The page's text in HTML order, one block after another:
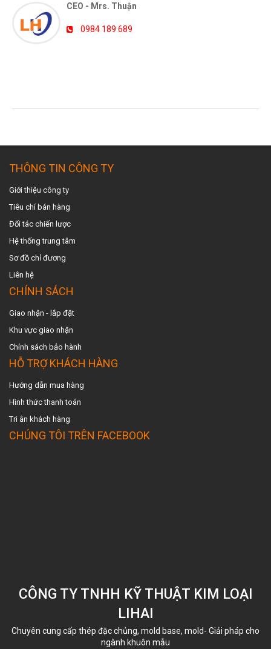
CEO - Mrs. Thuận
0984 189 689
THÔNG TIN CÔNG TY
Giới thiệu công ty
Tiêu chí bán hàng
Đối tác chiến lược
Hệ thống trung tâm
Sơ đồ chỉ đương
Liên hệ
CHÍNH SÁCH
Giao nhận - lắp đặt
Khu vực giao nhận
Chính sách bảo hành
HỖ TRỢ KHÁCH HÀNG
Hướng dẫn mua hàng
Hình thức thanh toán
Tri ân khách hàng
CHÚNG TÔI TRÊN FACEBOOK
CÔNG TY TNHH KỸ THUẬT KIM LOẠI
LIHAI
Chuyên cung cấp thép đặc chủng, mold base, mold- Giải pháp cho
ngành khuôn mẫu